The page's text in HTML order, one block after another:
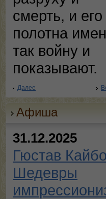
смерть, и его
полотна
так войну и
показывают.
Далее
Афиша
31.12.2025
Гюстав
Шедевры